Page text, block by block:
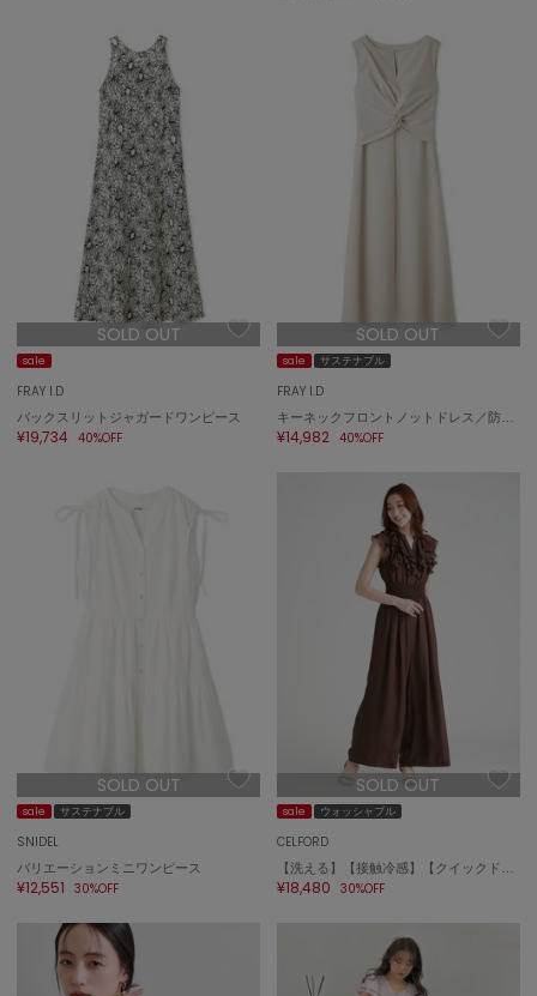
Stylevoice for xxx
スタイルヴォイスフォー
スイコック
SUPERGA
TAW&TOE
トーアンドトー
ツルバイマリコオイカワ
UGG
アグ
UNDERSON UNDERSON
アンダーソン アンダーソン
SOLD OUT
sale
FRAY I.D
バックスリットジャガードワンピース
¥19,734 40%OFF
SOLD OUT
sale サステナブル
FRAY I.D
キーネックフロントノットドレス／防シワ
¥14,982 40%OFF
SOLD OUT
sale サステナブル
SNIDEL
バリエーションミニワンピース
¥12,551 30%OFF
SOLD OUT
sale ウォッシャブル
CELFORD
¥18,480 30%OFF